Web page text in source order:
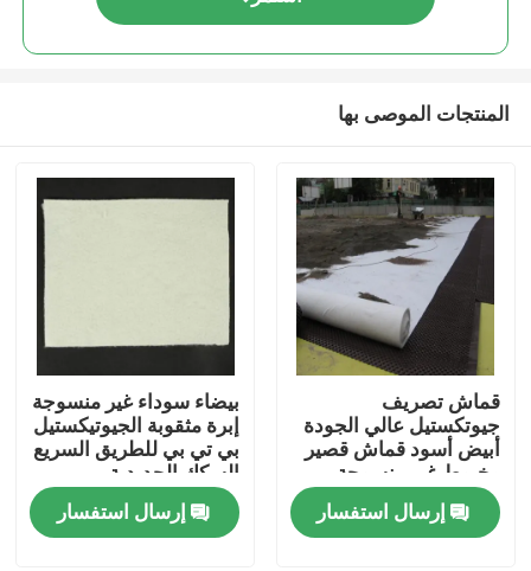
منزل
المنتجات الموصى بها
قماش تصريف
جيوتكستيل عالي الجودة
أبيض أسود قماش قصير
وخيوط غير منسوجة
مثقوبة بالإبرة جيوتكستيل
للبناء
إرسال استفسار
بيضاء سوداء غير منسوجة
إبرة مثقوبة الجيوتيكستيل
بي تي بي للطريق السريع
السكك الحديدية
إرسال استفسار